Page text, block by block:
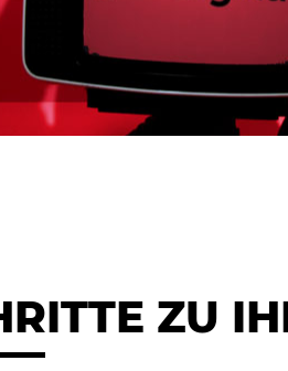
ZU